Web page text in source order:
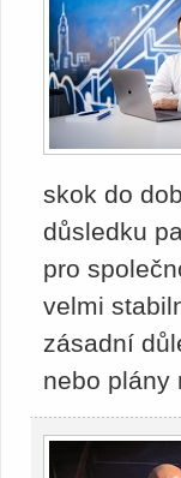
skok do
důsledku
pro
velmi
zásadní
nebo plány